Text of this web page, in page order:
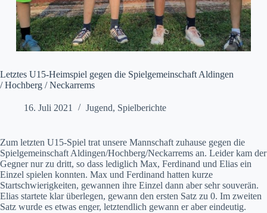
Letztes U15-Heimspiel gegen die Spielgemeinschaft Aldingen
/ Hochberg / Neckarrems
16. Juli 2021 Jugend, Spielberichte
Zum letzten U15-Spiel trat unsere Mannschaft zuhause gegen die
Spielgemeinschaft Aldingen/Hochberg/Neckarrems an. Leider kam der
Gegner nur zu dritt, so dass lediglich Max, Ferdinand und Elias ein
Einzel spielen konnten. Max und Ferdinand hatten kurze
Startschwierigkeiten, gewannen ihre Einzel dann aber sehr souverän.
Elias startete klar überlegen, gewann den ersten Satz zu 0. Im zweiten
Satz wurde es etwas enger, letztendlich gewann er aber eindeutig.